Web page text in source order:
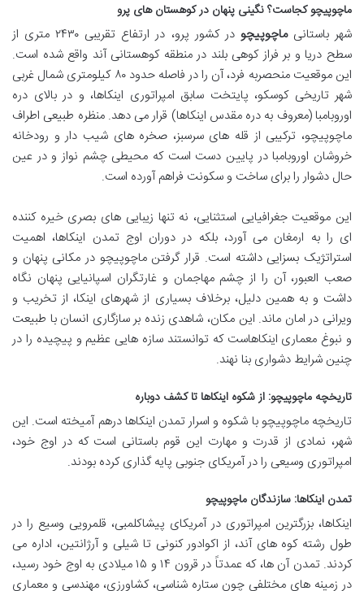
ماچوپیچو کجاست؟ نگینی پنهان در کوهستان های پرو
شهر باستانیماچوپیچو
در کشور پرو، در ارتفاع تقریبی ۲۴۳۰ متری از
سطح دریا و بر فراز کوهی بلند در منطقه کوهستانی آند واقع شده است.
این موقعیت منحصربه فرد، آن را در فاصله حدود ۸۰ کیلومتری شمال غربی
شهر تاریخی کوسکو، پایتخت سابق امپراتوری اینکاها، و در بالای دره
اوروبامبا (معروف به دره مقدس اینکاها) قرار می دهد. منظره طبیعی اطراف
ماچوپیچو، ترکیبی از قله های سرسبز، صخره های شیب دار و رودخانه
خروشان اوروبامبا در پایین دست است که محیطی چشم نواز و در عین
حال دشوار را برای ساخت و سکونت فراهم آورده است.
این موقعیت جغرافیایی استثنایی، نه تنها زیبایی های بصری خیره کننده
ای را به ارمغان می آورد، بلکه در دوران اوج تمدن اینکاها، اهمیت
استراتژیک بسزایی داشته است. قرار گرفتن ماچوپیچو در مکانی پنهان و
صعب العبور، آن را از چشم مهاجمان و غارتگران اسپانیایی پنهان نگاه
داشت و به همین دلیل، برخلاف بسیاری از شهرهای اینکا، از تخریب و
ویرانی در امان ماند. این مکان، شاهدی زنده بر سازگاری انسان با طبیعت
و نبوغ معماری اینکاهاست که توانستند سازه هایی عظیم و پیچیده را در
چنین شرایط دشواری بنا نهند.
تاریخچه ماچوپیچو: از شکوه اینکاها تا کشف دوباره
تاریخچه ماچوپیچو با شکوه و اسرار تمدن اینکاها درهم آمیخته است. این
شهر، نمادی از قدرت و مهارت این قوم باستانی است که در اوج خود،
امپراتوری وسیعی را در آمریکای جنوبی پایه گذاری کرده بودند.
تمدن اینکاها: سازندگان ماچوپیچو
اینکاها، بزرگترین امپراتوری در آمریکای پیشاکلمبی، قلمرویی وسیع را در
طول رشته کوه های آند، از اکوادور کنونی تا شیلی و آرژانتین، اداره می
کردند. تمدن آن ها، که عمدتاً در قرون ۱۴ و ۱۵ میلادی به اوج خود رسید،
در زمینه های مختلفی چون ستاره شناسی، کشاورزی، مهندسی و معماری